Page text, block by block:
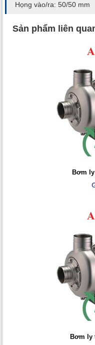
Họng vào/ra: 50/50 mm
Sản phẩm liên
Bơm ly
Bơm ly